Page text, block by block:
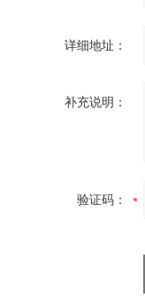
详细地址：
补充说明：
验证码：